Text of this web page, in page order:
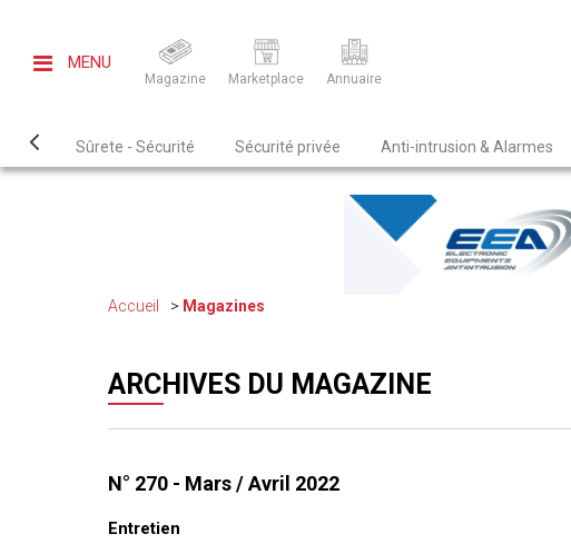
MENU
Magazine Marketplace Annuaire
Sûrete - Sécurité Sécurité privée Anti-intrusion & Alarmes
Accueil Magazines
ARCHIVES DU MAGAZINE
N° 270 - Mars / Avril 2022
Entretien